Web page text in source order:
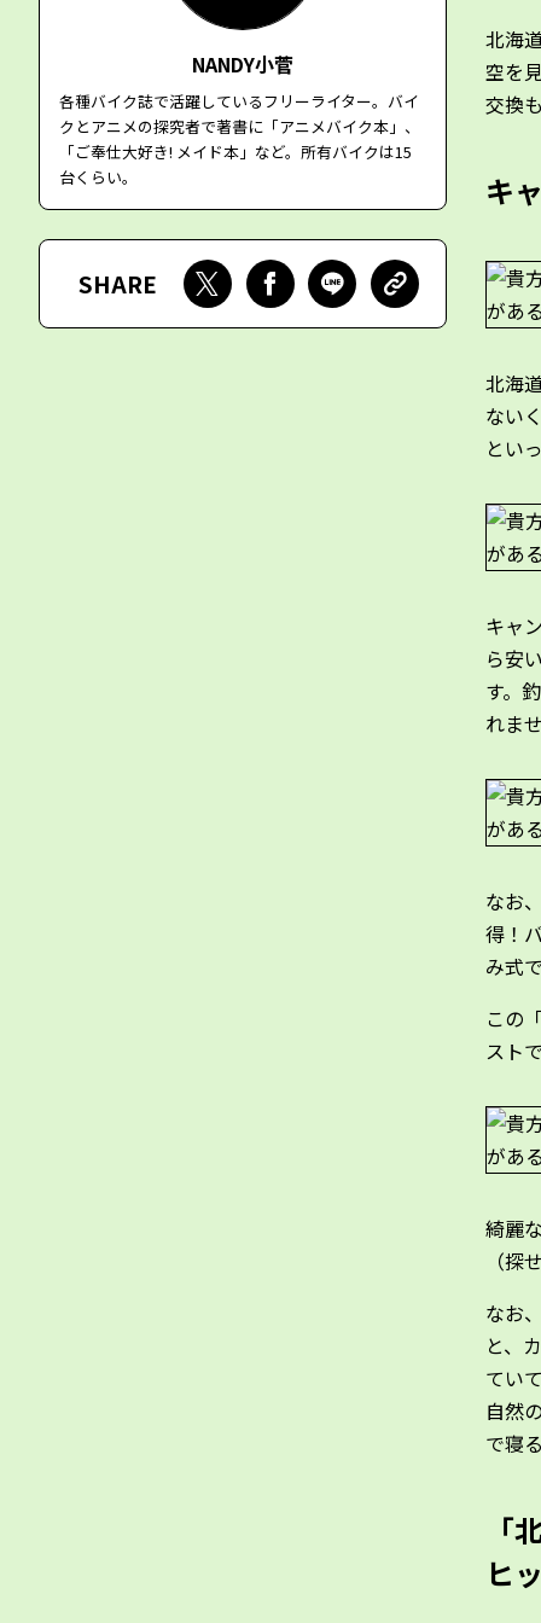
北海
空を
交換
キ
北海
ない
とい
キャ
ら安
す。
れま
なお
得！
み式
この
スト
綺麗
（
なお
と、
てい
自然
で寝
「
ヒ
NANDY小菅
各種バイク誌で活躍しているフリーライター。バイ
クとアニメの探究者で著書に「アニメバイク本」、
「ご奉仕大好き! メイド本」など。所有バイクは15
台くらい。
SHARE